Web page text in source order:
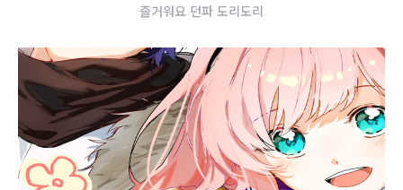
즐거워요 던파 도리도리